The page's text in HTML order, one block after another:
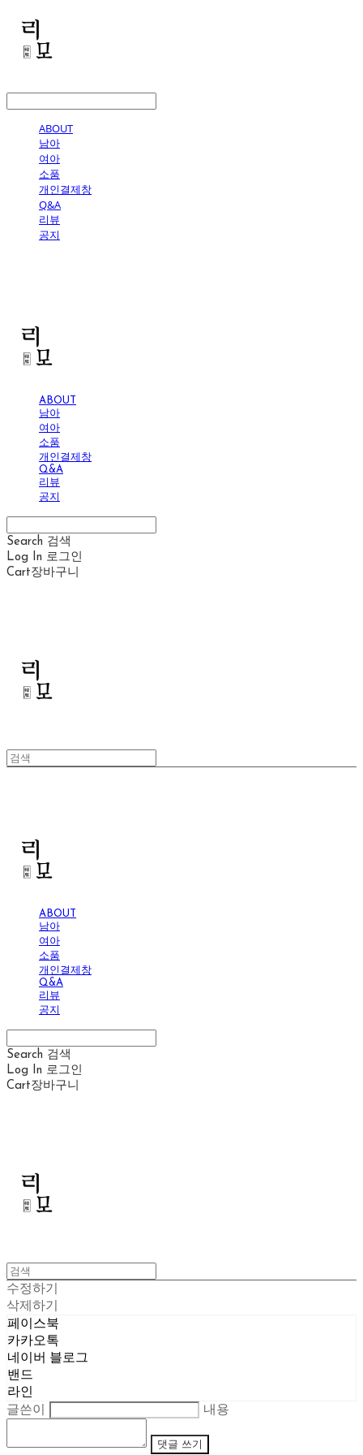
ABOUT
남아
여아
소품
개인결제창
Q&A
리뷰
공지
ABOUT
남아
여아
소품
개인결제창
Q&A
리뷰
공지
Search 검색
Log In 로그인
Cart장바구니
ABOUT
남아
여아
소품
개인결제창
Q&A
리뷰
공지
Search 검색
Log In 로그인
Cart장바구니
수정하기
삭제하기
페이스북
카카오톡
네이버 블로그
밴드
라인
글쓴이 내용
댓글 쓰기